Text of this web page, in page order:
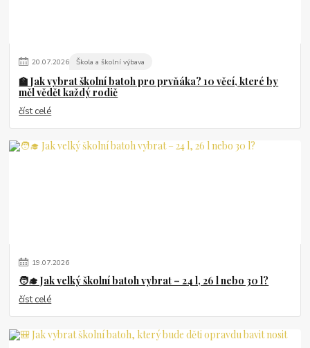
20.07.2026 Škola a školní výbava
🏫 Jak vybrat školní batoh pro prvňáka? 10 věcí, které by
měl vědět každý rodič
číst celé
19.07.2026
🧑‍🎓 Jak velký školní batoh vybrat – 24 l, 26 l nebo 30 l?
číst celé